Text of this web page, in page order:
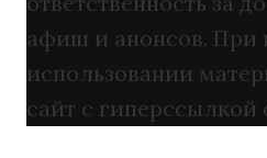
афиш и анонсов. При
использовании
сайт с гиперссылкой